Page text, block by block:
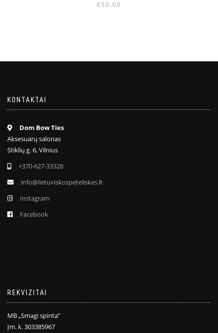
€50.00
KONTAKTAI
Dom Bow Ties
Aksesuarų salonas
Stiklių g. 6, Vilnius
+370-627-33328
info@lietuviskospeteliskes.lt
Instagram
Facebook
REKVIZITAI
MB „Smagi spinta”
Įm. k. 303385967